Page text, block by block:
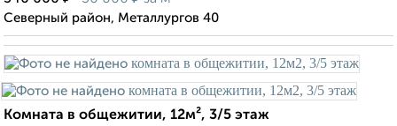
Северный район, Металлургов 40
Комната в общежитии, 12м², 3/5 этаж